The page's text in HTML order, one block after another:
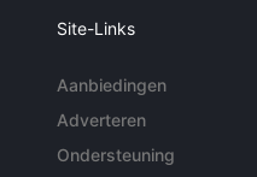
Site-Links
Aanbiedingen
Adverteren
Ondersteuning